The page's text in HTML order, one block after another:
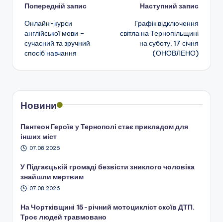
Навігація
по
запису
Попередній запис
Онлайн-курси
англійської мови –
сучасний та зручний
спосіб навчання
Наступний запис
Графік відключення
світла на Тернопільщині
на суботу, 17 січня
(ОНОВЛЕНО)
Новини
Пантеон Героїв у Тернополі стає прикладом для
інших міст
07.08.2026
У Підгаєцькій громаді безвісти зниклого чоловіка
знайшли мертвим
07.08.2026
На Чортківщині 15-річний мотоцикліст скоїв ДТП.
Троє людей травмовано